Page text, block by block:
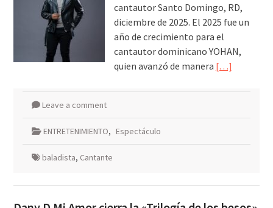
cantautor Santo Domingo, RD,
diciembre de 2025. El 2025 fue un
año de crecimiento para el
cantautor dominicano YOHAN,
quien avanzó de manera […]
Leave a comment
ENTRETENIMIENTO, Espectáculo
baladista, Cantante